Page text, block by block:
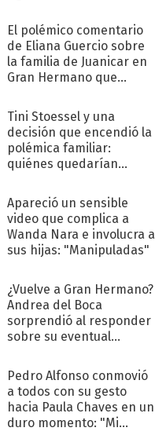
El polémico comentario
de Eliana Guercio sobre
la familia de Juanicar en
Gran Hermano que
Tini Stoessel y una
decisión que encendió la
polémica familiar:
quiénes quedarían
Apareció un sensible
video que complica a
Wanda Nara e involucra a
sus hijas: "Manipuladas"
¿Vuelve a Gran Hermano?
Andrea del Boca
sorprendió al responder
sobre su eventual
Pedro Alfonso conmovió
a todos con su gesto
hacia Paula Chaves en un
duro momento: "Mi